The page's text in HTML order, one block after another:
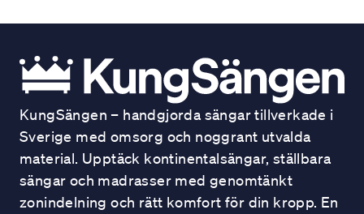
KungSängen – handgjorda sängar tillverkade i
Sverige med omsorg och noggrant utvalda
material. Upptäck kontinentalsängar, ställbara
sängar och madrasser med genomtänkt
zonindelning och rätt komfort för din kropp. En